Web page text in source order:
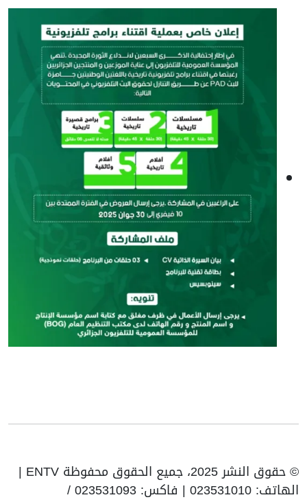
© حقوق النشر 2025، جميع الحقوق محفوظة ENTV |
الهاتف: 023531010 | فاكس: 023531093 /